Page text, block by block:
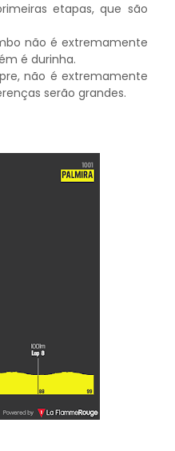
etapas, que são
não é extremamente
é durinha.
não é extremamente
serão grandes.